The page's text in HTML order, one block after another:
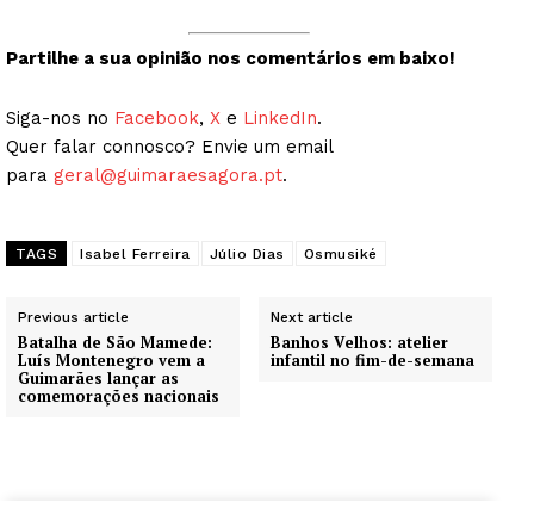
Partilhe a sua opinião nos comentários em baixo!
Siga-nos no Facebook, X e LinkedIn.
Quer falar connosco? Envie um email
para geral@guimaraesagora.pt.
TAGS Isabel Ferreira Júlio Dias Osmusiké
Previous article
Batalha de São Mamede:
Luís Montenegro vem a
Guimarães lançar as
comemorações nacionais
Next article
Banhos Velhos: atelier
infantil no fim-de-semana